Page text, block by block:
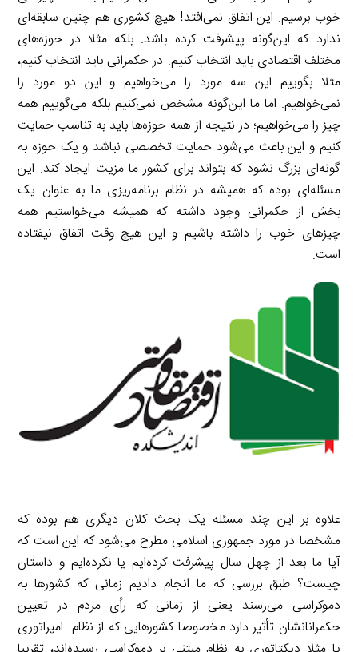
خوب برسیم. این اتفاق نمی‌افتد! هیچ کشوری هم چنین سابقه‌ای
ندارد که این‌گونه پیشرفت کرده باشد. بلکه مثلا در حوزه‌های
مختلف اقتصادی باید انتخاب کنیم. در حکمرانی باید انتخاب کنیم،
مثلا بگوییم این سه مورد را می‌خواهیم و این دو مورد را
نمی‌خواهیم. اما ما این‌گونه مشخص نمی‌کنیم بلکه می‌گوییم همه
چیز را می‌خواهیم؛ در نتیجه از همه حوزه‌ها باید به تناسب حمایت
کنیم و این باعث می‌شود حمایت تخصصی نباشد و یک حوزه به
گونه‌ای بزرگ نشود که بتواند برای کشور ما مزیت ایجاد کند. این
مسئله‌ای بوده که همیشه در نظام برنامه‌ریزی ما به عنوان یک
بخش از حکمرانی وجود داشته که همیشه می‌خواستیم همه
چیزهای خوب را داشته باشیم و این هیچ وقت اتفاق نیفتاده
است.
علاوه بر این چند مسئله یک بحث کلان دیگری هم بوده که
مشخصا در مورد جمهوری اسلامی مطرح می‌شود که این است که
آیا ما بعد از چهل سال پیشرفت کرده‌ایم یا نکرده‌ایم و داستان
چیست؟ طبق بررسی که ما انجام دادیم زمانی که کشورها به
دموکراسی می‌رسند یعنی از زمانی که رأی مردم در تعیین
حکمرانانشان تأثیر دارد مخصوصا کشورهایی که از نظام امپراتوری